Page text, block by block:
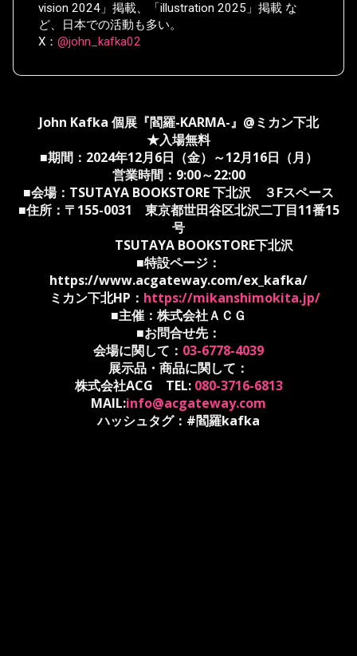
vision 2024」掲載、「illustration 2025」掲載 な
ど、日本での活動も多い。
X： @john_kafka02
John Kafka 個展『閻羅-KARMA-』@ミカン下北
★入場無料
■期間：2024年12月6日（金）～12月16日（月）
営業時間：9:00～22:00
■会場：TSUTAYA BOOKSTORE 下北沢 ３Fスペース
■住所：〒155-0031 東京都世田谷区北沢二丁目11番15
号
TSUTAYA BOOKSTORE下北沢
■特設ページ：
https://www.acgateway.com/ex_kafka/
ミカン下北HP： https://mikanshimokita.jp/
■主催：株式会社ＡＣＧ
■お問合せ先：
会場に関して： 03-6778-4039
展示品・商品に関して：
株式会社ACG TEL:080-3716-6813
MAIL:info@acgateway.com
ハッシュタグ：#閻羅kafka